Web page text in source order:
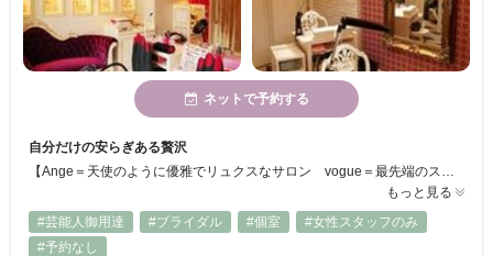
ネットで予約する
自分だけの安らぎある贅沢
もっと見る
#芸能人御用達
#ブライダル #個室
#女性スタッフのみ
#予約なし